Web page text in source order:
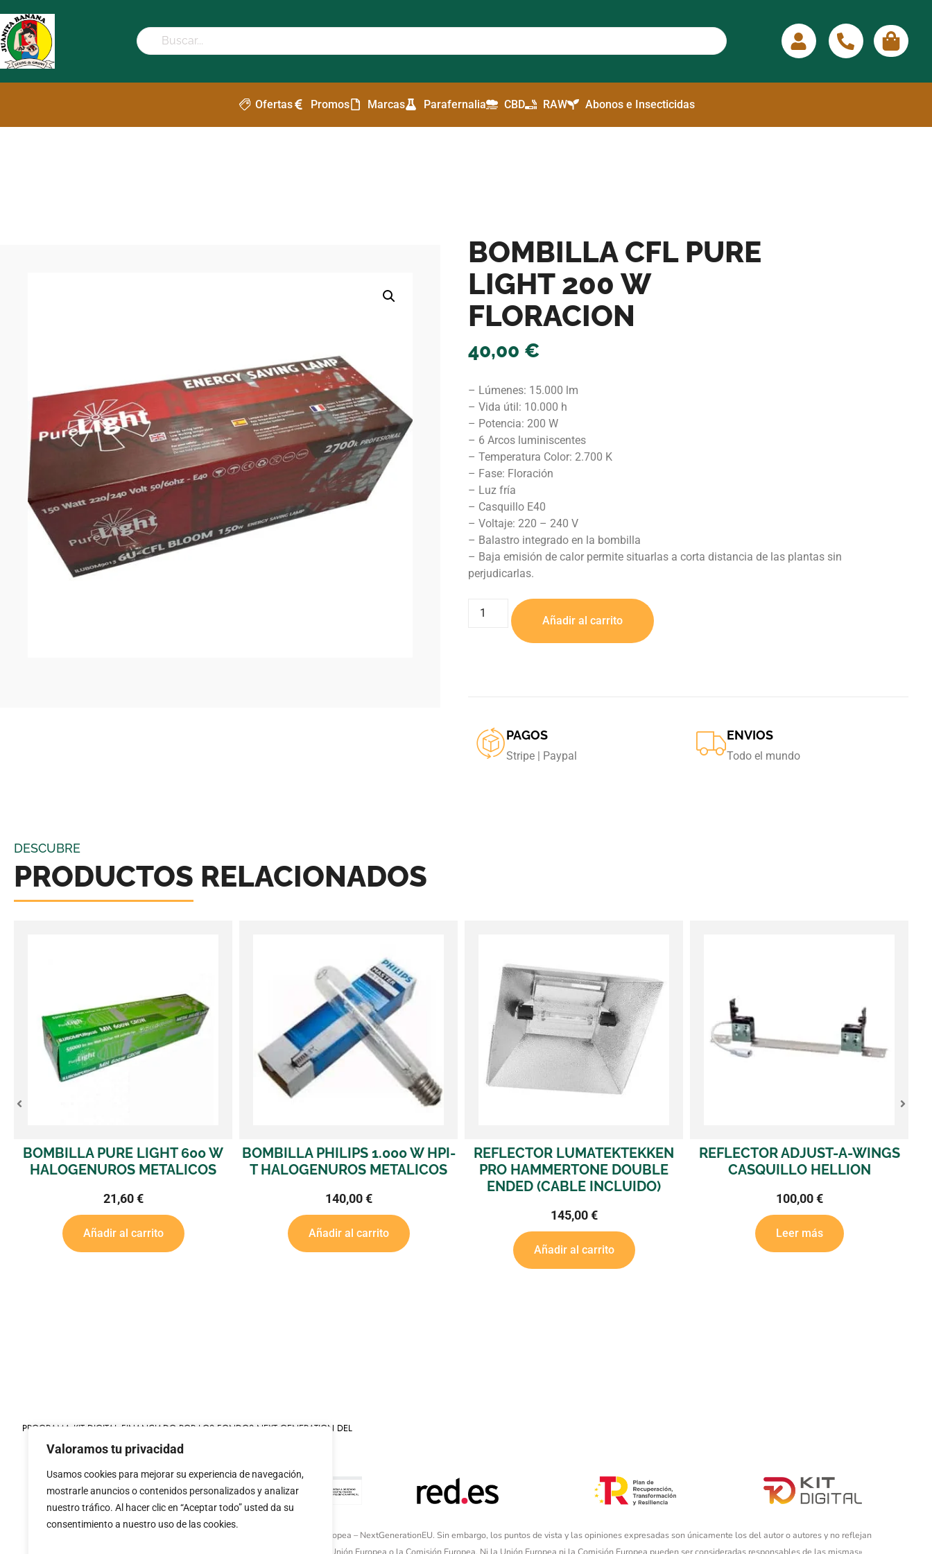
Valoramos tu privacidad
Usamos cookies para mejorar su experiencia de navegación,
mostrarle anuncios o contenidos personalizados y analizar
nuestro tráfico. Al hacer clic en “Aceptar todo” usted da su
consentimiento a nuestro uso de las cookies.
Ofertas Promos Marcas Parafernalia CBD RAW Abonos e Insecticidas
BOMBILLA CFL PURE
LIGHT 200 W
FLORACION
40,00 €
– Lúmenes: 15.000 lm
– Vida útil: 10.000 h
– Potencia: 200 W
– 6 Arcos luminiscentes
– Temperatura Color: 2.700 K
– Fase: Floración
– Luz fría
– Casquillo E40
– Voltaje: 220 – 240 V
– Balastro integrado en la bombilla
– Baja emisión de calor permite situarlas a corta distancia de las plantas sin
perjudicarlas.
Añadir al carrito
PAGOS
Stripe | Paypal
ENVIOS
Todo el mundo
DESCUBRE
PRODUCTOS RELACIONADOS
BOMBILLA PHILIPS 1.000 W HPI-
T HALOGENUROS METALICOS
140,00€
Añadir al carrito
REFLECTOR LUMATEKTEKKEN
PRO HAMMERTONE DOUBLE
145,00€
Añadir al carrito
REFLECTOR ADJUST-A-WINGS
CASQUILLO HELLION
Leer más
REFLECTOR SUPER NOVA
Leer más
PROGRAMA KIT DIGITAL FINANCIADO POR LOS FONDOS NEXT GENERATION DEL
MECANISMO DE RECUPERACIÓN Y RESILIENCIA
«financiado por la
«Financiado por la Unión Europea – NextGenerationEU. Sin embargo, los puntos de vista y las opiniones expresadas son únicamente los del autor o autores y no reflejan
necesariamente los de la Unión Europea o la Comisión Europea. Ni la Unión Europea ni la Comisión Europea pueden ser consideradas responsables de las mismas»